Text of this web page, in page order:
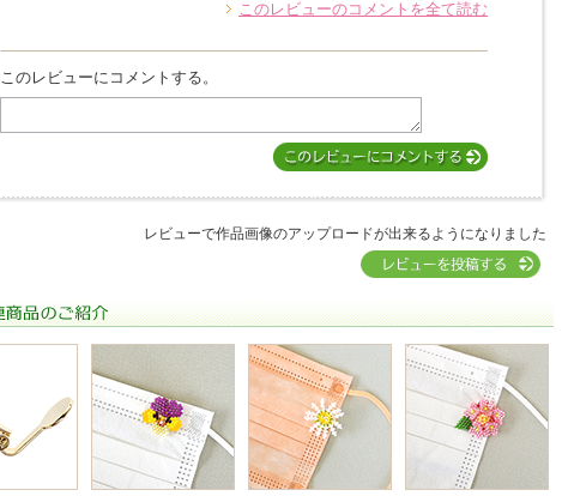
このレビューのコメントを全て読む
このレビューにコメントする。
レビューで作品画像のアップロードが出来るようになりました
関連商品のご紹介